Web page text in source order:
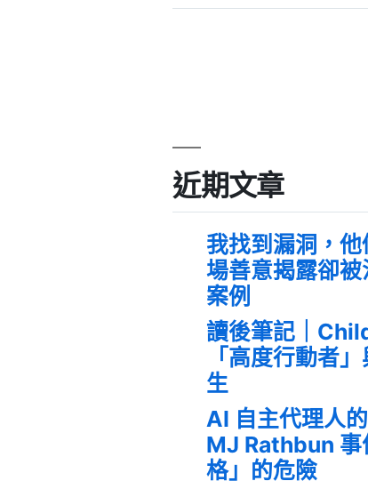
近期文章
我找到漏洞，
場善意揭露卻
案例
讀後筆記｜
「高度行動者
生
AI 自主代理人
MJ Rathbun 事
格」的危險